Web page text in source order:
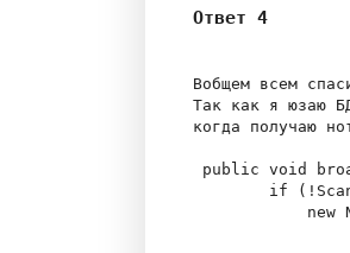
Ответ 4
Вобщем всем
Так как я юзаю
когда получаю
public void
if
new